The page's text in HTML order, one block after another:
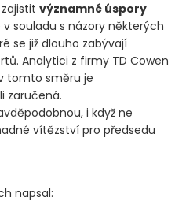
významné úspory
souladu s názory některých
se již dlouho zabývají
Analytici z firmy TD Cowen
tomto směru je
zaručená.
i když ne
vítězství pro předsedu
napsal: